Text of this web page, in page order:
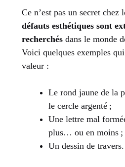
Ce n’est pas un secret chez
défauts esthétiques sont
recherchés dans le monde
Voici quelques exemples
valeur :
Le rond jaune de la
le cercle argenté ;
Une lettre mal
plus… ou en moins ;
Un dessin de travers.